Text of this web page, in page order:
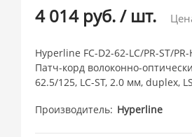
4 014 руб./ шт.
Hyperline FC-D2-62-LC/PR-ST/
Патч-корд волоконно-
62.5/125, LC-ST, 2.0 мм, duplex,
Производитель Hyperline